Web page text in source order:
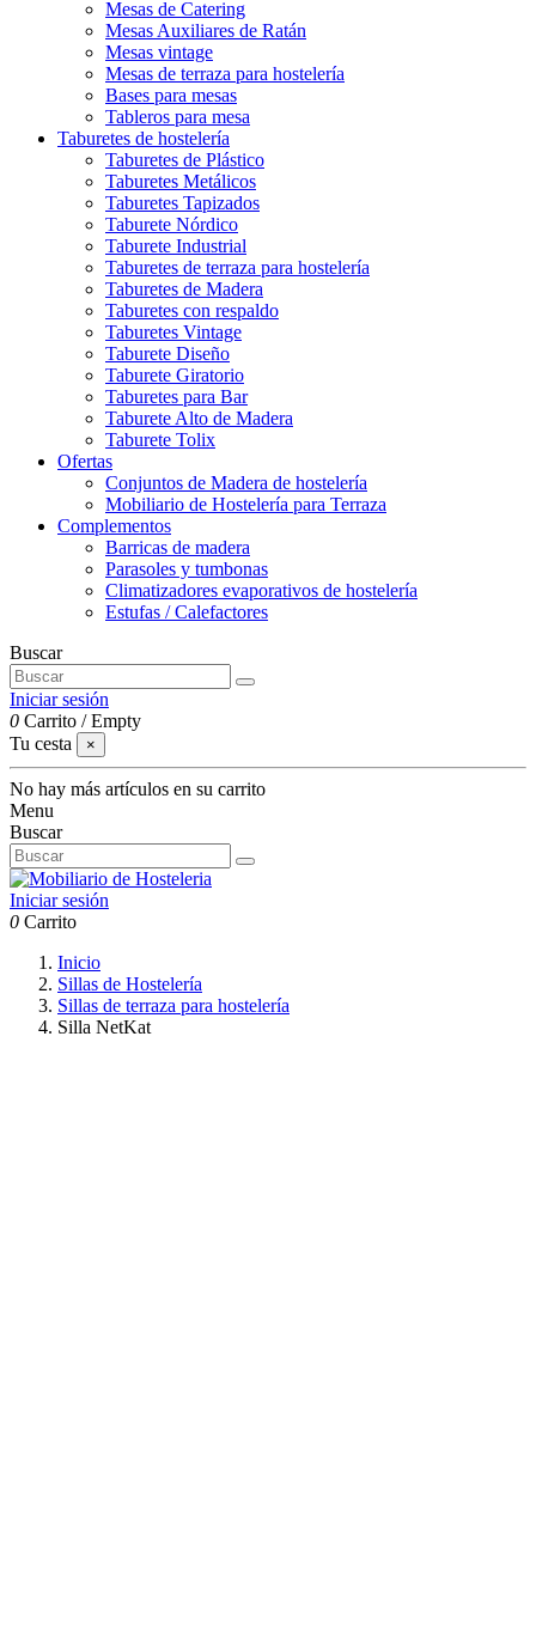
Mesas de Catering
Mesas Auxiliares de Ratán
Mesas vintage
Mesas de terraza para hostelería
Bases para mesas
Tableros para mesa
Taburetes de hostelería
Taburetes de Plástico
Taburetes Metálicos
Taburetes Tapizados
Taburete Nórdico
Taburete Industrial
Taburetes de terraza para hostelería
Taburetes de Madera
Taburetes con respaldo
Taburetes Vintage
Taburete Diseño
Taburete Giratorio
Taburetes para Bar
Taburete Alto de Madera
Taburete Tolix
Ofertas
Conjuntos de Madera de hostelería
Mobiliario de Hostelería para Terraza
Complementos
Barricas de madera
Parasoles y tumbonas
Climatizadores evaporativos de hostelería
Estufas / Calefactores
Buscar
Iniciar sesión
0 Carrito /Empty
Tu cesta
×
No hay más artículos en su carrito
Menu
Buscar
Iniciar sesión
0 Carrito
Inicio
Sillas de Hostelería
Sillas de terraza para hostelería
Silla NetKat